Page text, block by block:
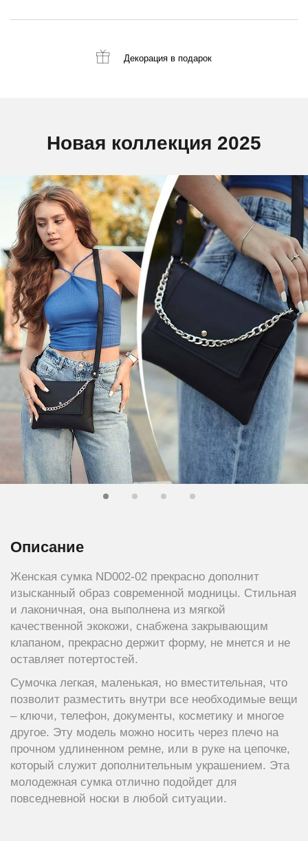
Декорация в подарок
Новая коллекция 2025
Описание
Женская сумка ND002-02 прекрасно дополнит
изысканный образ современной модницы. Стильная
и лаконичная, она выполнена из мягкой
качественной экокожи, снабжена закрывающим
клапаном, прекрасно держит форму, не мнется и не
оставляет потертостей.
Сумочка легкая, маленькая, но вместительная, что
позволит разместить внутри все необходимые вещи
– ключи, телефон, документы, косметику и многое
другое. Эту модель можно носить через плечо на
прочном удлиненном ремне, или в руке на цепочке,
который служит дополнительным украшением. Эта
молодежная сумка отлично подойдет для
повседневной носки в любой ситуации.